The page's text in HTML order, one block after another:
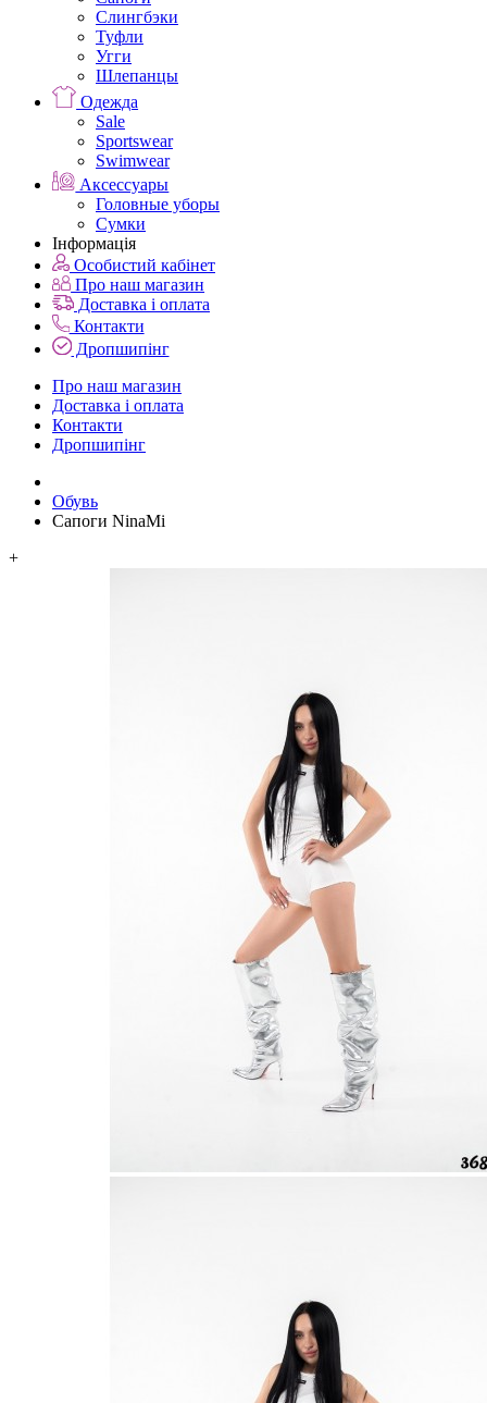
Слингбэки
Туфли
Угги
Шлепанцы
Одежда
Sale
Sportswear
Swimwear
Аксессуары
Головные уборы
Сумки
Інформація
Особистий кабінет
Про наш магазин
Доставка і оплата
Контакти
Дропшипінг
Про наш магазин
Доставка і оплата
Контакти
Дропшипінг
Обувь
Сапоги NinaMi
+